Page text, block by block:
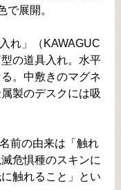
で展開。
れ」（KAWAGUC
の道具入れ。水平
。中敷きのマグネ
製のデスクには吸
前の由来は「触れ
危惧種のスキンに
触れること」とい